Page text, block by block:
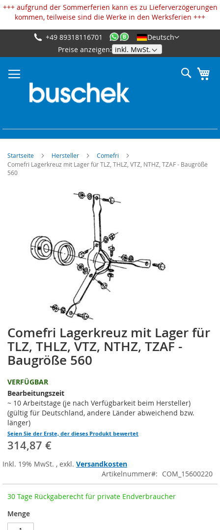
+++ aufgrund der Sommerferien kann es zu Lieferverzögerungen
kommen, teilweise sind die Werke in den Werksferien +++
Zum
Inhalt
Deutsch
Preise anzeigen:
+49 89318116701
Suche
Startseite Hersteller
Comefri
Comefri Lagerkreuz mit Lager für TLZ, THLZ, VTZ, NTHZ, TZAF - Baugröße
560
Zum
Anfang
der
Bildgalerie
springen
Comefri Lagerkreuz mit Lager für
TLZ, THLZ, VTZ, NTHZ, TZAF -
Baugröße 560
VERFÜGBAR
Bearbeitungszeit
~ 10 Arbeitstage (je nach Verfügbarkeit beim Hersteller)
(gültig für Deutschland, andere Länder abweichend bzw.
länger)
Seien Sie der Erste, der dieses Produkt bewertet
314,87 €
Inkl. 19% MwSt. , exkl. Versandkosten
Artikelnummer
COM_15600220
30 Tage Rückgaberecht für private Endverbraucher
Menge
Cookie-Einstellungen